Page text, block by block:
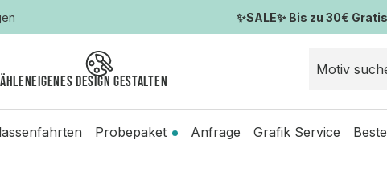
✨SALE✨ Bis zu 30€
Eigenes Design gestalten
Probepaket Anfrage Grafik Service